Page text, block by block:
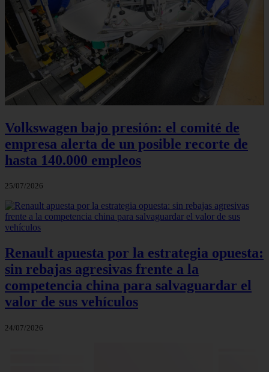
Volkswagen bajo presión: el comité de
empresa alerta de un posible recorte de
hasta 140.000 empleos
25/07/2026
Renault apuesta por la estrategia opuesta:
sin rebajas agresivas frente a la
competencia china para salvaguardar el
valor de sus vehículos
24/07/2026